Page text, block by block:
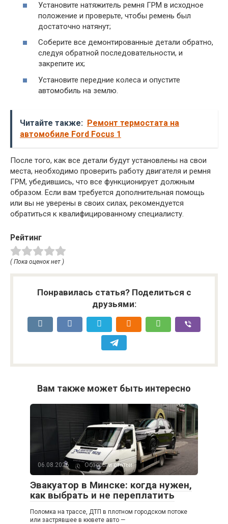
Установите натяжитель ремня ГРМ в исходное
положение и проверьте, чтобы ремень был
достаточно натянут;
Соберите все демонтированные детали обратно,
следуя обратной последовательности, и
закрепите их;
Установите передние колеса и опустите
автомобиль на землю.
Читайте также: Ремонт термостата на
автомобиле Ford Focus 1
После того, как все детали будут установлены на свои
места, необходимо проверить работу двигателя и ремня
ГРМ, убедившись, что все функционирует должным
образом. Если вам требуется дополнительная помощь
или вы не уверены в своих силах, рекомендуется
обратиться к квалифицированному специалисту.
Рейтинг
( Пока оценок нет )
Понравилась статья? Поделиться с
друзьями:
Вам также может быть интересно
06.08.2026 Обзоры и статьи
Эвакуатор в Минске: когда нужен,
как выбрать и не переплатить
Поломка на трассе, ДТП в плотном городском потоке
или застрявшее в кювете авто —